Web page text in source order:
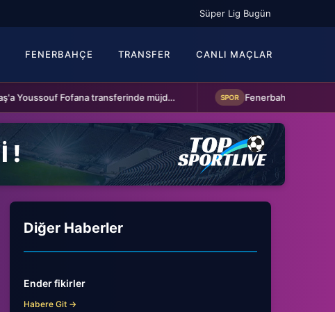
Süper Lig Bugün
FENERBAHÇE TRANSFER CANLI MAÇLAR
Beşiktaş'a Youssouf Fofana transferinde müjdeli haber!
Diğer Haberler
Ender fikirler
Habere Git →